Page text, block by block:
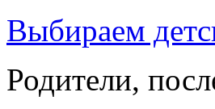
Выбираем
Родители,